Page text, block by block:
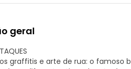
geral
graffitis e arte de rua: o famoso